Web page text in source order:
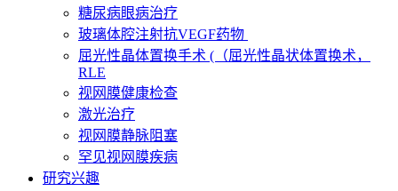
糖尿病眼病治疗
玻璃体腔注射抗VEGF药物​
屈光性晶体置换手术 (（屈光性晶状体置换术，
RLE
视网膜健康检查
激光治疗
视网膜静脉阻塞
罕见视网膜疾病
研究兴趣